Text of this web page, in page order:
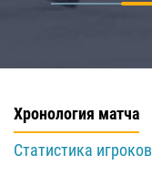
Хронология матча
Статистика игроков